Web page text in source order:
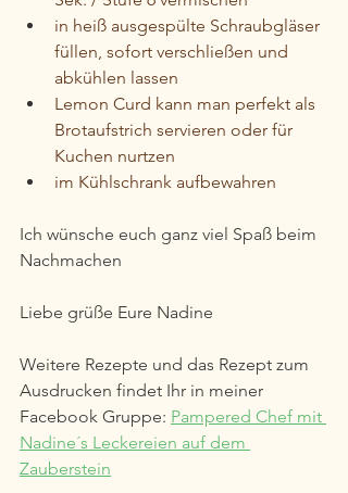
in heiß ausgespülte Schraubgläser
füllen, sofort verschließen und
abkühlen lassen
Lemon Curd kann man perfekt als
Brotaufstrich servieren oder für
Kuchen nurtzen
im Kühlschrank aufbewahren
Ich wünsche euch ganz viel Spaß beim
Nachmachen
Liebe grüße Eure Nadine
Weitere Rezepte und das Rezept zum
Ausdrucken findet Ihr in meiner
Facebook Gruppe: Pampered Chef mit
Nadine´s Leckereien auf dem
Zauberstein